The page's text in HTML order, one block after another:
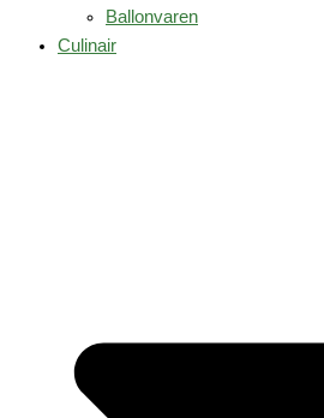
Ballonvaren
Culinair